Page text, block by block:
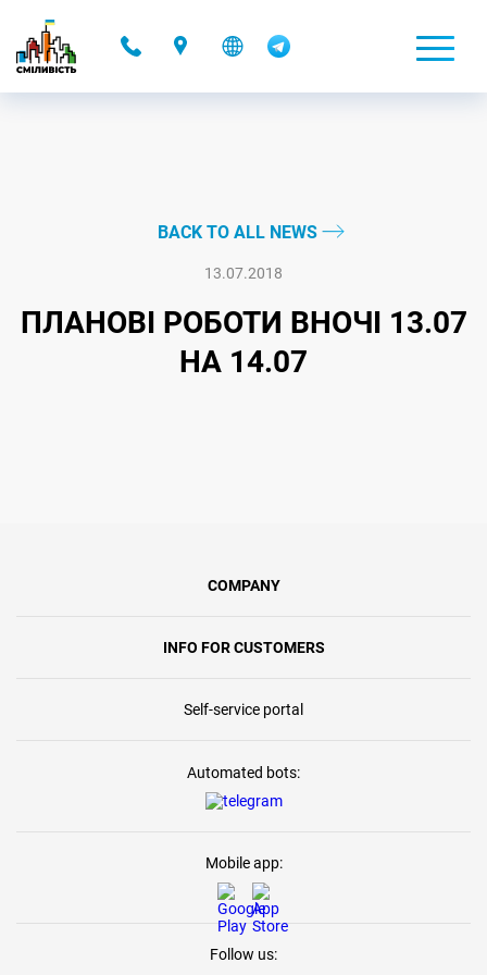
BACK TO ALL NEWS
13.07.2018
ПЛАНОВІ РОБОТИ ВНОЧІ 13.07
НА 14.07
COMPANY
INFO FOR CUSTOMERS
Self-service portal
Automated bots:
Mobile app:
Follow us: